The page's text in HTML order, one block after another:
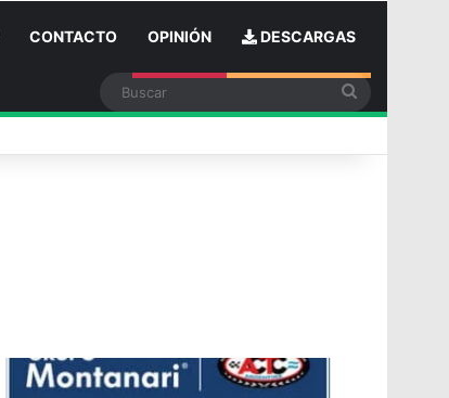
CONTACTO OPINIÓN DESCARGAS